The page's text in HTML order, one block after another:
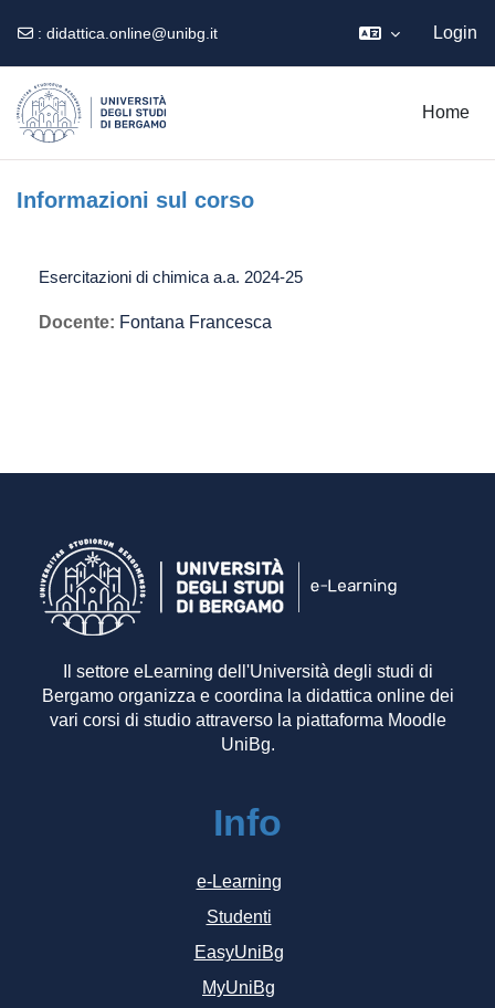
: didattica.online@unibg.it Login
Home
Informazioni sul corso
Esercitazioni di chimica a.a. 2024-25
Docente: Fontana Francesca
Il settore eLearning dell'Università degli studi di
Bergamo organizza e coordina la didattica online dei
vari corsi di studio attraverso la piattaforma Moodle
UniBg.
Info
e-Learning
Studenti
EasyUniBg
MyUniBg